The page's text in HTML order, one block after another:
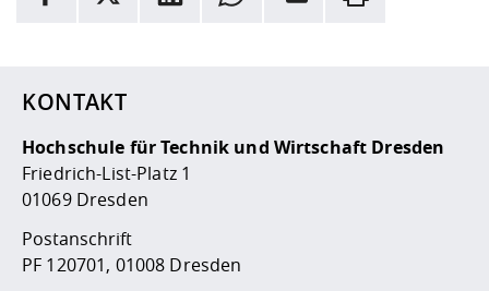
Hier stehen weitere Informationen und ein Link zur
KONTAKT
Hochschule für Technik und Wirtschaft Dresden
Friedrich-List-Platz 1
01069 Dresden
Postanschrift
PF 120701, 01008 Dresden